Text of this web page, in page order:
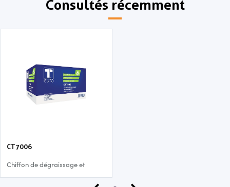
Consultés récemment
CT7006
Chiffon de dégraissage et